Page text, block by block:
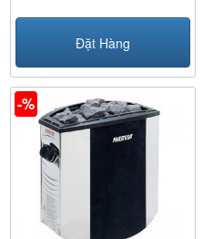
Đặt Hàng
-%